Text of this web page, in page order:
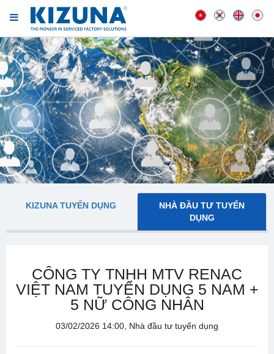
KIZUNA TUYỂN DỤNG
NHÀ ĐẦU TƯ TUYỂN
DỤNG
CÔNG TY TNHH MTV RENAC
VIỆT NAM TUYỂN DỤNG 5 NAM +
5 NỮ CÔNG NHÂN
03/02/2026 14:00, Nhà đầu tư tuyển dụng